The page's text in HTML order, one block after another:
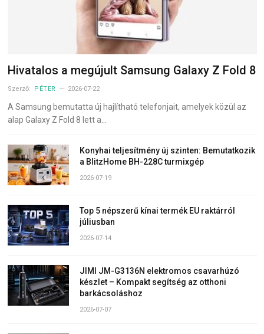
Hivatalos a megújult Samsung Galaxy Z Fold 8
Szerző: PÉTER 2026-07-22
A Samsung bemutatta új hajlítható telefonjait, amelyek közül az
alap Galaxy Z Fold 8 lett a…
Konyhai teljesítmény új szinten: Bemutatkozik
a BlitzHome BH-228C turmixgép
2026-07-19
Top 5 népszerű kínai termék EU raktárról
júliusban
2026-07-14
JIMI JM-G3136N elektromos csavarhúzó
készlet – Kompakt segítség az otthoni
barkácsoláshoz
2026-07-07